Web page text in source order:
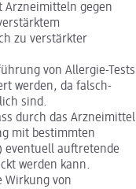
Arzneimitteln gegen
zu verstärkter
von Allergie-Tests
werden, da falsch-
sind.
durch das Arzneimittel
mit bestimmten
eventuell auftretende
werden kann.
Wirkung von